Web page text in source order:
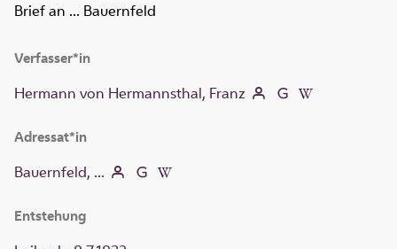
Brief an ... Bauernfeld
Verfasser*in
Hermann von Hermannsthal, Franz
Adressat*in
Bauernfeld, ...
Entstehung